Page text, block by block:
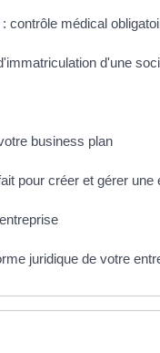
contrôle médical
d'une
business plan
pour créer et gérer une
juridique de votre